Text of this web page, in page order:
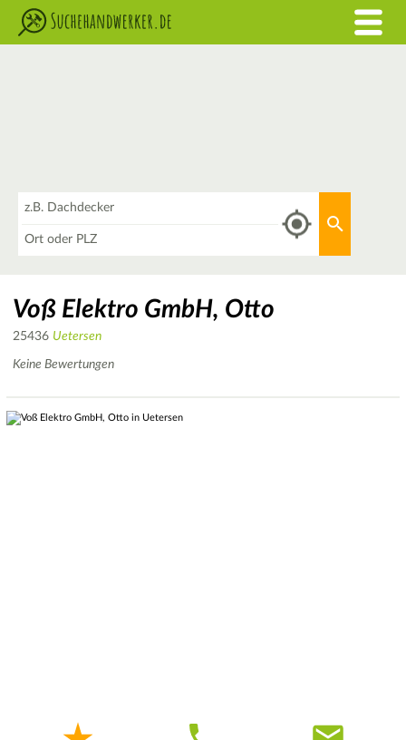
Voß Elektro GmbH, Otto
25436 Uetersen
Keine Bewertungen